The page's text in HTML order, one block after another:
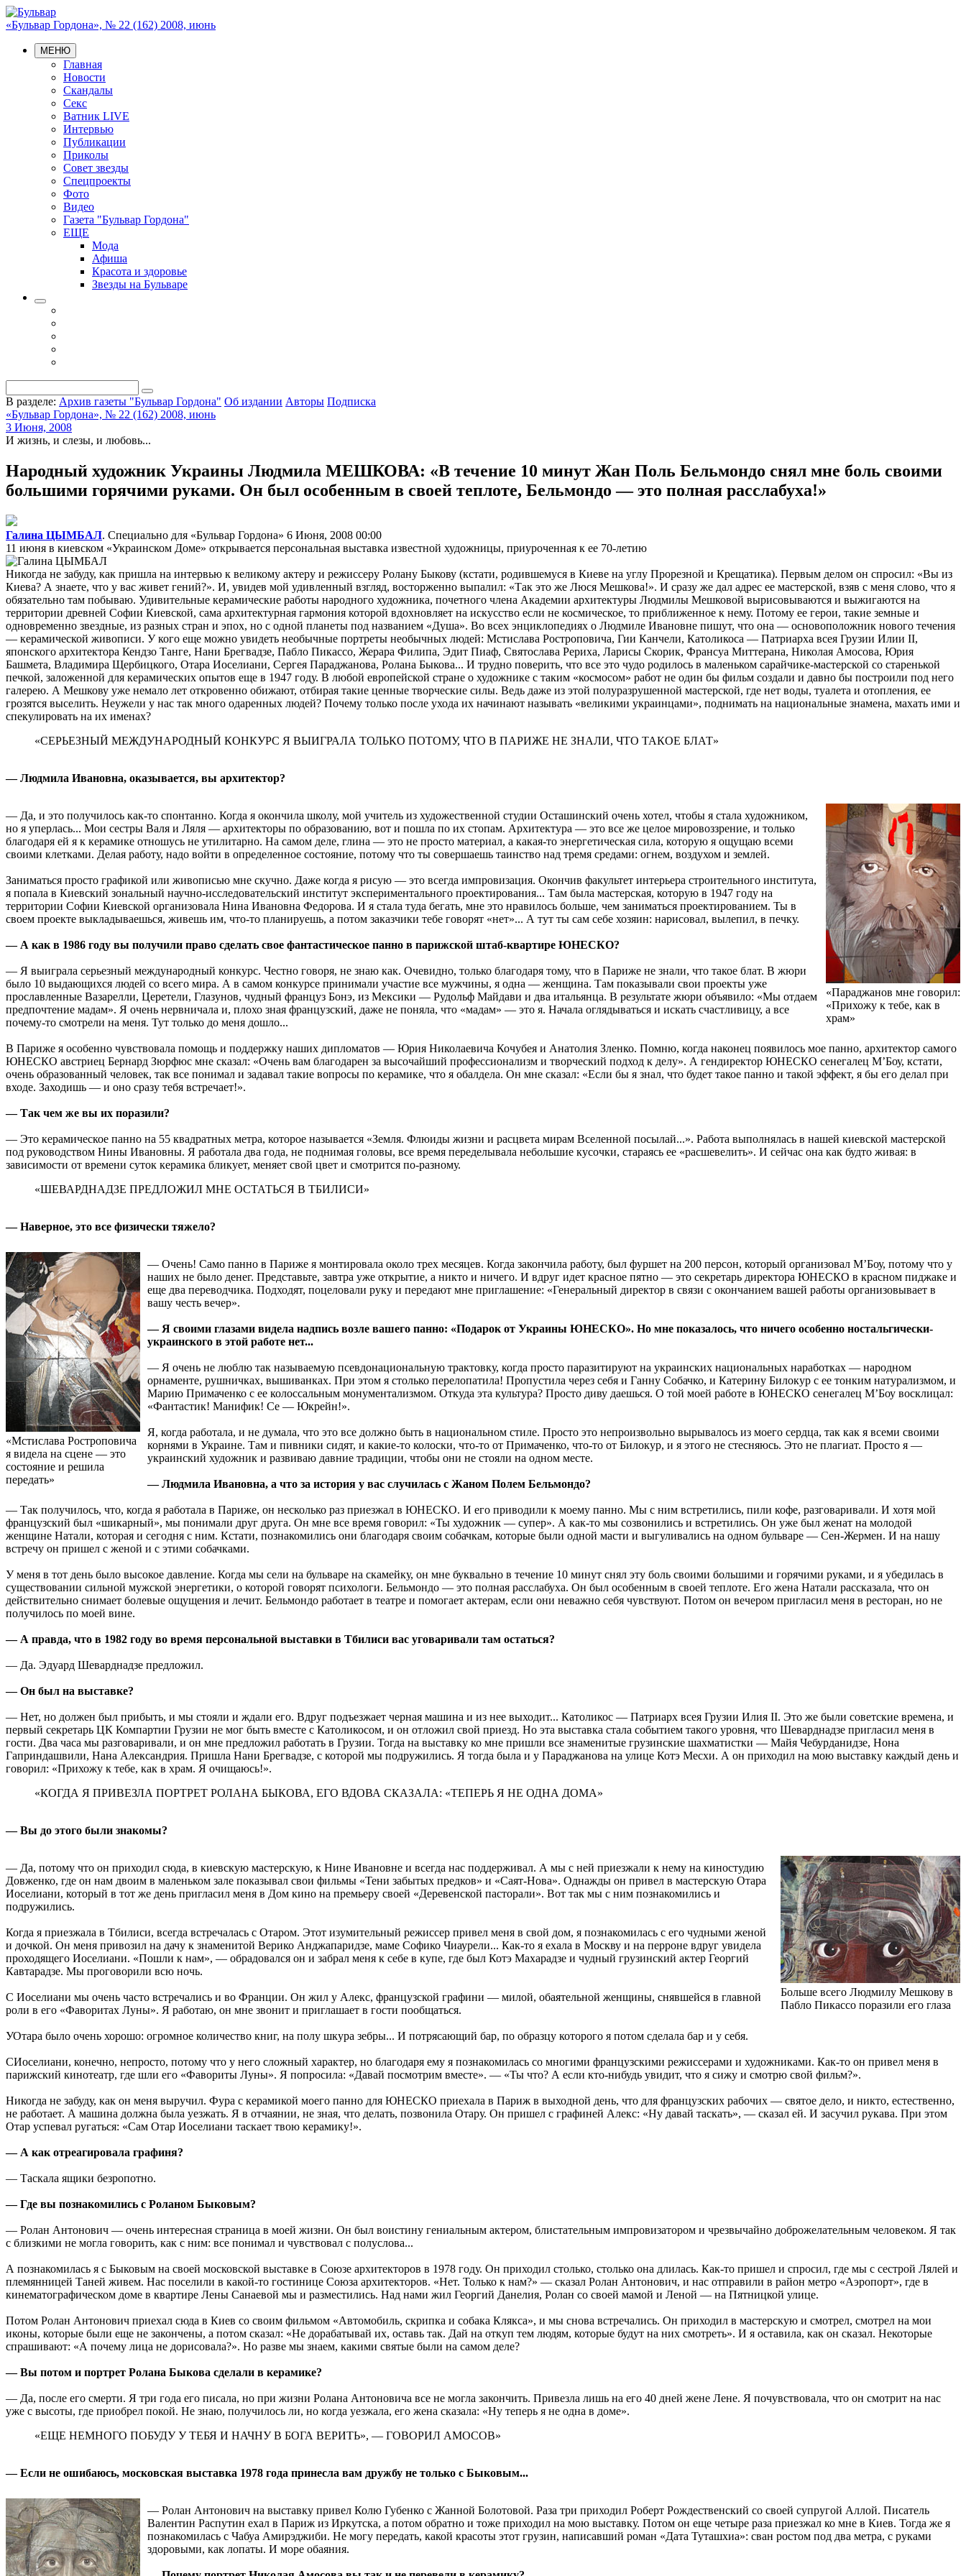
«Бульвар Гордона», № 22 (162) 2008, июнь
МЕНЮ
Главная
Новости
Скандалы
Секс
Ватник LIVE
Интервью
Публикации
Приколы
Совет звезды
Спецпроекты
Фото
Видео
Газета "Бульвар Гордона"
ЕЩЕ
Мода
Афиша
Красота и здоровье
Звезды на Бульваре
В разделе: Архив газеты "Бульвар Гордона" Об издании Авторы Подписка
«Бульвар Гордона», № 22 (162) 2008, июнь
3 Июня, 2008
И жизнь, и слезы, и любовь...
Народный художник Украины Людмила МЕШКОВА: «В течение 10 минут Жан Поль Бельмондо снял мне боль своими
большими горячими руками. Он был особенным в своей теплоте, Бельмондо — это полная расслабуха!»
Галина ЦЫМБАЛ. Специально для «Бульвар Гордона» 6 Июня, 2008 00:00
11 июня в киевском «Украинском Доме» открывается персональная выставка известной художницы, приуроченная к ее 70-летию
Никогда не забуду, как пришла на интервью к великому актеру и режиссеру Ролану Быкову (кстати, родившемуся в Киеве на углу Прорезной и Крещатика). Первым делом он спросил: «Вы из
Киева? А знаете, что у вас живет гений?». И, увидев мой удивленный взгляд, восторженно выпалил: «Так это же Люся Мешкова!». И сразу же дал адрес ее мастерской, взяв с меня слово, что я
обязательно там побываю. Удивительные керамические работы народного художника, почетного члена Академии архитектуры Людмилы Мешковой вырисовываются и выжигаются на
территории древней Софии Киевской, сама архитектурная гармония которой вдохновляет на искусство если не космическое, то приближенное к нему. Потому ее герои, такие земные и
одновременно звездные, из разных стран и эпох, но с одной планеты под названием «Душа». Во всех энциклопедиях о Людмиле Ивановне пишут, что она — основоположник нового течения
— керамической живописи. У кого еще можно увидеть необычные портреты необычных людей: Мстислава Ростроповича, Гии Канчели, Католикоса — Патриарха всея Грузии Илии II,
японского архитектора Кендзо Танге, Нани Брегвадзе, Пабло Пикассо, Жерара Филипа, Эдит Пиаф, Святослава Рериха, Ларисы Скорик, Франсуа Миттерана, Николая Амосова, Юрия
Башмета, Владимира Щербицкого, Отара Иоселиани, Сергея Параджанова, Ролана Быкова... И трудно поверить, что все это чудо родилось в маленьком сарайчике-мастерской со старенькой
печкой, заложенной для керамических опытов еще в 1947 году. В любой европейской стране о художнике с таким «космосом» работ не один бы фильм создали и давно бы построили под него
галерею. А Мешкову уже немало лет откровенно обижают, отбирая такие ценные творческие силы. Ведь даже из этой полуразрушенной мастерской, где нет воды, туалета и отопления, ее
грозятся выселить. Неужели у нас так много одаренных людей? Почему только после ухода их начинают называть «великими украинцами», поднимать на национальные знамена, махать ими и
спекулировать на их именах?
«СЕРЬЕЗНЫЙ МЕЖДУНАРОДНЫЙ КОНКУРС Я ВЫИГРАЛА ТОЛЬКО ПОТОМУ, ЧТО В ПАРИЖЕ НЕ ЗНАЛИ, ЧТО ТАКОЕ БЛАТ»
— Людмила Ивановна, оказывается, вы архитектор?
«Параджанов мне говорил:
«Прихожу к тебе, как в
храм»
— Да, и это получилось как-то спонтанно. Когда я окончила школу, мой учитель из художественной студии Осташинский очень хотел, чтобы я стала художником,
но я уперлась... Мои сестры Валя и Ляля — архитекторы по образованию, вот и пошла по их стопам. Архитектура — это все же целое мировоззрение, и только
благодаря ей я к керамике отношусь не утилитарно. На самом деле, глина — это не просто материал, а какая-то энергетическая сила, которую я ощущаю всеми
своими клетками. Делая работу, надо войти в определенное состояние, потому что ты совершаешь таинство над тремя средами: огнем, воздухом и землей.
Заниматься просто графикой или живописью мне скучно. Даже когда я рисую — это всегда импровизация. Окончив факультет интерьера строительного института,
я попала в Киевский зональный научно-исследовательский институт экспериментального проектирования... Там была мастерская, которую в 1947 году на
территории Софии Киевской организовала Нина Ивановна Федорова. И я стала туда бегать, мне это нравилось больше, чем заниматься проектированием. Ты в
своем проекте выкладываешься, живешь им, что-то планируешь, а потом заказчики тебе говорят «нет»... А тут ты сам себе хозяин: нарисовал, вылепил, в печку.
— А как в 1986 году вы получили право сделать свое фантастическое панно в парижской штаб-квартире ЮНЕСКО?
— Я выиграла серьезный международный конкурс. Честно говоря, не знаю как. Очевидно, только благодаря тому, что в Париже не знали, что такое блат. В жюри
было 10 выдающихся людей со всего мира. А в самом конкурсе принимали участие все мужчины, я одна — женщина. Там показывали свои проекты уже
прославленные Вазарелли, Церетели, Глазунов, чудный француз Бонэ, из Мексики — Рудольф Майдави и два итальянца. В результате жюри объявило: «Мы отдаем
предпочтение мадам». Я очень нервничала и, плохо зная французский, даже не поняла, что «мадам» — это я. Начала оглядываться и искать счастливицу, а все
почему-то смотрели на меня. Тут только до меня дошло...
В Париже я особенно чувствовала помощь и поддержку наших дипломатов — Юрия Николаевича Кочубея и Анатолия Зленко. Помню, когда наконец появилось мое панно, архитектор самого
ЮНЕСКО австриец Бернард Зюрфюс мне сказал: «Очень вам благодарен за высочайший профессионализм и творческий подход к делу». А гендиректор ЮНЕСКО сенегалец М’Боу, кстати,
очень образованный человек, так все понимал и задавал такие вопросы по керамике, что я обалдела. Он мне сказал: «Если бы я знал, что будет такое панно и такой эффект, я бы его делал при
входе. Заходишь — и оно сразу тебя встречает!».
— Так чем же вы их поразили?
— Это керамическое панно на 55 квадратных метра, которое называется «Земля. Флюиды жизни и расцвета мирам Вселенной посылай...». Работа выполнялась в нашей киевской мастерской
под руководством Нины Ивановны. Я работала два года, не поднимая головы, все время переделывала небольшие кусочки, стараясь ее «расшевелить». И сейчас она как будто живая: в
зависимости от времени суток керамика бликует, меняет свой цвет и смотрится по-разному.
«ШЕВАРДНАДЗЕ ПРЕДЛОЖИЛ МНЕ ОСТАТЬСЯ В ТБИЛИСИ»
— Наверное, это все физически тяжело?
«Мстислава Ростроповича
я видела на сцене — это
состояние и решила
передать»
— Очень! Само панно в Париже я монтировала около трех месяцев. Когда закончила работу, был фуршет на 200 персон, который организовал М’Боу, потому что у
наших не было денег. Представьте, завтра уже открытие, а никто и ничего. И вдруг идет красное пятно — это секретарь директора ЮНЕСКО в красном пиджаке и
еще два переводчика. Подходят, поцеловали руку и передают мне приглашение: «Генеральный директор в связи с окончанием вашей работы организовывает в
вашу честь вечер».
— Я своими глазами видела надпись возле вашего панно: «Подарок от Украины ЮНЕСКО». Но мне показалось, что ничего особенно ностальгически-
украинского в этой работе нет...
— Я очень не люблю так называемую псевдонациональную трактовку, когда просто паразитируют на украинских национальных наработках — народном
орнаменте, рушничках, вышиванках. При этом я столько перелопатила! Пропустила через себя и Ганну Собачко, и Катерину Билокур с ее тонким натурализмом, и
Марию Примаченко с ее колоссальным монументализмом. Откуда эта культура? Просто диву даешься. О той моей работе в ЮНЕСКО сенегалец М’Боу восклицал:
«Фантастик! Манифик! Се — Юкрейн!».
Я, когда работала, и не думала, что это все должно быть в национальном стиле. Просто это непроизвольно вырывалось из моего сердца, так как я всеми своими
корнями в Украине. Там и пивники сидят, и какие-то колоски, что-то от Примаченко, что-то от Билокур, и я этого не стесняюсь. Это не плагиат. Просто я —
украинский художник и развиваю давние традиции, чтобы они не стояли на одном месте.
— Людмила Ивановна, а что за история у вас случилась с Жаном Полем Бельмондо?
— Так получилось, что, когда я работала в Париже, он несколько раз приезжал в ЮНЕСКО. И его приводили к моему панно. Мы с ним встретились, пили кофе, разговаривали. И хотя мой
французский был «шикарный», мы понимали друг друга. Он мне все время говорил: «Ты художник — супер». А как-то мы созвонились и встретились. Он уже был женат на молодой
женщине Натали, которая и сегодня с ним. Кстати, познакомились они благодаря своим собачкам, которые были одной масти и выгуливались на одном бульваре — Сен-Жермен. И на нашу
встречу он пришел с женой и с этими собачками.
У меня в тот день было высокое давление. Когда мы сели на бульваре на скамейку, он мне буквально в течение 10 минут снял эту боль своими большими и горячими руками, и я убедилась в
существовании сильной мужской энергетики, о которой говорят психологи. Бельмондо — это полная расслабуха. Он был особенным в своей теплоте. Его жена Натали рассказала, что он
действительно снимает болевые ощущения и лечит. Бельмондо работает в театре и помогает актерам, если они неважно себя чувствуют. Потом он вечером пригласил меня в ресторан, но не
получилось по моей вине.
— А правда, что в 1982 году во время персональной выставки в Тбилиси вас уговаривали там остаться?
— Да. Эдуард Шеварднадзе предложил.
— Он был на выставке?
— Нет, но должен был прибыть, и мы стояли и ждали его. Вдруг подъезжает черная машина и из нее выходит... Католикос — Патриарх всея Грузии Илия II. Это же были советские времена, и
первый секретарь ЦК Компартии Грузии не мог быть вместе с Католикосом, и он отложил свой приезд. Но эта выставка стала событием такого уровня, что Шеварднадзе пригласил меня в
гости. Два часа мы разговаривали, и он мне предложил работать в Грузии. Тогда на выставку ко мне пришли все знаменитые грузинские шахматистки — Майя Чебурданидзе, Нона
Гаприндашвили, Нана Александрия. Пришла Нани Брегвадзе, с которой мы подружились. Я тогда была и у Параджанова на улице Котэ Месхи. А он приходил на мою выставку каждый день и
говорил: «Прихожу к тебе, как в храм. Я очищаюсь!».
«КОГДА Я ПРИВЕЗЛА ПОРТРЕТ РОЛАНА БЫКОВА, ЕГО ВДОВА СКАЗАЛА: «ТЕПЕРЬ Я НЕ ОДНА ДОМА»
— Вы до этого были знакомы?
Больше всего Людмилу Мешкову в
Пабло Пикассо поразили его глаза
— Да, потому что он приходил сюда, в киевскую мастерскую, к Нине Ивановне и всегда нас поддерживал. А мы с ней приезжали к нему на киностудию
Довженко, где он нам двоим в маленьком зале показывал свои фильмы «Тени забытых предков» и «Саят-Нова». Однажды он привел в мастерскую Отара
Иоселиани, который в тот же день пригласил меня в Дом кино на премьеру своей «Деревенской пасторали». Вот так мы с ним познакомились и
подружились.
Когда я приезжала в Тбилиси, всегда встречалась с Отаром. Этот изумительный режиссер привел меня в свой дом, я познакомилась с его чудными женой
и дочкой. Он меня привозил на дачу к знаменитой Верико Анджапаридзе, маме Софико Чиаурели... Как-то я ехала в Москву и на перроне вдруг увидела
проходящего Иоселиани. «Пошли к нам», — обрадовался он и забрал меня к себе в купе, где был Котэ Махарадзе и чудный грузинский актер Георгий
Кавтарадзе. Мы проговорили всю ночь.
С Иоселиани мы очень часто встречались и во Франции. Он жил у Алекс, французской графини — милой, обаятельной женщины, снявшейся в главной
роли в его «Фаворитах Луны». Я работаю, он мне звонит и приглашает в гости пообщаться.
УОтара было очень хорошо: огромное количество книг, на полу шкура зебры... И потрясающий бар, по образцу которого я потом сделала бар и у себя.
СИоселиани, конечно, непросто, потому что у него сложный характер, но благодаря ему я познакомилась со многими французскими режиссерами и художниками. Как-то он привел меня в
парижский кинотеатр, где шли его «Фавориты Луны». Я попросила: «Давай посмотрим вместе». — «Ты что? А если кто-нибудь увидит, что я сижу и смотрю свой фильм?».
Никогда не забуду, как он меня выручил. Фура с керамикой моего панно для ЮНЕСКО приехала в Париж в выходной день, что для французских рабочих — святое дело, и никто, естественно,
не работает. А машина должна была уезжать. Я в отчаянии, не зная, что делать, позвонила Отару. Он пришел с графиней Алекс: «Ну давай таскать», — сказал ей. И засучил рукава. При этом
Отар успевал ругаться: «Сам Отар Иоселиани таскает твою керамику!».
— А как отреагировала графиня?
— Таскала ящики безропотно.
— Где вы познакомились с Роланом Быковым?
— Ролан Антонович — очень интересная страница в моей жизни. Он был воистину гениальным актером, блистательным импровизатором и чрезвычайно доброжелательным человеком. Я так
с близкими не могла говорить, как с ним: все понимал и чувствовал с полуслова...
А познакомилась я с Быковым на своей московской выставке в Союзе архитекторов в 1978 году. Он приходил столько, столько она длилась. Как-то пришел и спросил, где мы с сестрой Лялей и
племянницей Таней живем. Нас поселили в какой-то гостинице Союза архитекторов. «Нет. Только к нам?» — сказал Ролан Антонович, и нас отправили в район метро «Аэропорт», где в
кинематографическом доме в квартире Лены Санаевой мы и разместились. Над нами жил Георгий Данелия, Ролан со своей мамой и Леной — на Пятницкой улице.
Потом Ролан Антонович приехал сюда в Киев со своим фильмом «Автомобиль, скрипка и собака Клякса», и мы снова встречались. Он приходил в мастерскую и смотрел, смотрел на мои
иконы, которые были еще не закончены, а потом сказал: «Не дорабатывай их, оставь так. Дай на откуп тем людям, которые будут на них смотреть». И я оставила, как он сказал. Некоторые
спрашивают: «А почему лица не дорисовала?». Но разве мы знаем, какими святые были на самом деле?
— Вы потом и портрет Ролана Быкова сделали в керамике?
— Да, после его смерти. Я три года его писала, но при жизни Ролана Антоновича все не могла закончить. Привезла лишь на его 40 дней жене Лене. Я почувствовала, что он смотрит на нас
уже с высоты, где приобрел покой. Не знаю, получилось ли, но когда уезжала, его жена сказала: «Ну теперь я не одна в доме».
«ЕЩЕ НЕМНОГО ПОБУДУ У ТЕБЯ И НАЧНУ В БОГА ВЕРИТЬ», — ГОВОРИЛ АМОСОВ»
— Если не ошибаюсь, московская выставка 1978 года принесла вам дружбу не только с Быковым...
— Ролан Антонович на выставку привел Колю Губенко с Жанной Болотовой. Раза три приходил Роберт Рождественский со своей супругой Аллой. Писатель
Валентин Распутин ехал в Париж из Иркутска, а потом обратно и тоже приходил на мою выставку. Потом он еще четыре раза приезжал ко мне в Киев. Тогда же я
познакомилась с Чабуа Амирэджиби. Не могу передать, какой красоты этот грузин, написавший роман «Дата Туташхиа»: сван ростом под два метра, с руками
здоровыми, как лопаты. И море обаяния.